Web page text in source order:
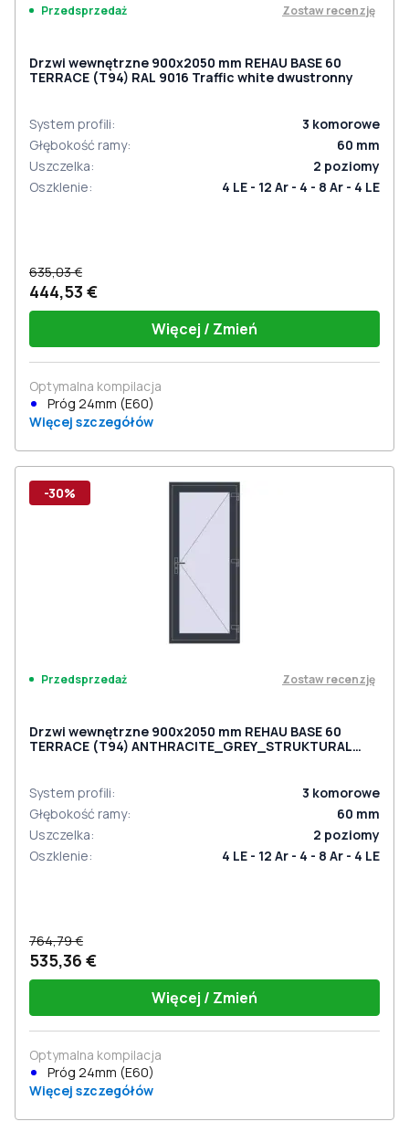
Przedsprzedaż Zostaw recenzję
Drzwi wewnętrzne 900x2050 mm REHAU BASE 60
TERRACE (Т94) RAL 9016 Traffic white dwustronny
System profili: 3 komorowe
Głębokość ramy: 60 mm
Uszczelka: 2 poziomy
Oszklenie: 4 LE - 12 Ar - 4 - 8 Ar - 4 LE
635,03 €
444,53 €
Więcej / Zmień
Optymalna kompilacja
Próg 24mm (E60)
Więcej szczegółów
-30%
Przedsprzedaż Zostaw recenzję
Drzwi wewnętrzne 900x2050 mm REHAU BASE 60
TERRACE (Т94) ANTHRACITE_GREY_STRUKTURAL
System profili: 3 komorowe
Głębokość ramy: 60 mm
Uszczelka: 2 poziomy
Oszklenie: 4 LE - 12 Ar - 4 - 8 Ar - 4 LE
764,79 €
535,36 €
Więcej / Zmień
Optymalna kompilacja
Próg 24mm (E60)
Więcej szczegółów